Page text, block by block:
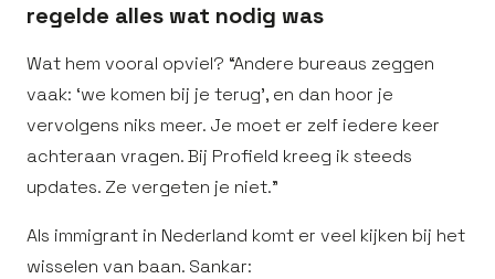
regelde alles wat nodig was
Wat hem vooral opviel? “Andere bureaus zeggen
vaak: ‘we komen bij je terug’, en dan hoor je
vervolgens niks meer. Je moet er zelf iedere keer
achteraan vragen. Bij Profield kreeg ik steeds
updates. Ze vergeten je niet.”
Als immigrant in Nederland komt er veel kijken bij het
wisselen van baan. Sankar: